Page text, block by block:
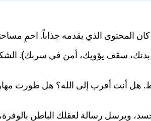
المحتوى الذي يقدمه جذاباً. احمِ
بدنك، سقف يؤويك، أمن في سربك).
هل أنت أقرب إلى الله؟ هل طورت
ويرسل رسالة لعقلك الباطن بالوفرة،